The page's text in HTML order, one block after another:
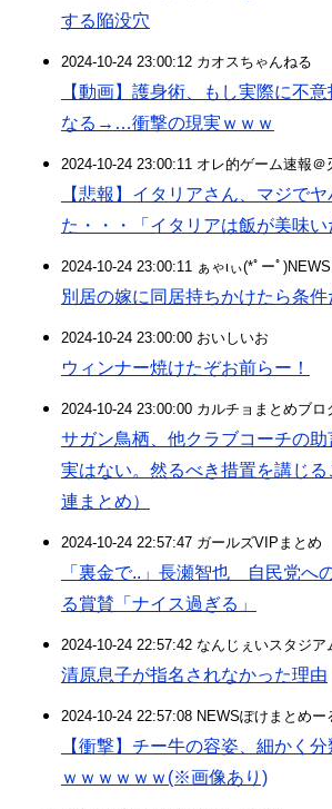
する陥没穴
2024-10-24 23:00:12 カオスちゃんねる
【動画】護身術、もし実際に不
なる→…衝撃の現実ｗｗｗ
2024-10-24 23:00:11 オレ的ゲーム速報＠
【悲報】イタリアさん、マジで
た・・・「イタリアは飯が美味い
2024-10-24 23:00:11 ぁゃιぃ(*ﾟーﾟ
別居の嫁に同居持ちかけたら条件
2024-10-24 23:00:00 おいしいお
ウィンナー焼けたぞお前らー！
2024-10-24 23:00:00 カルチョまとめブロ
サガン鳥栖、他クラブコーチの
実はない。然るべき措置を講じ
連まとめ）
2024-10-24 22:57:47 ガールズVIPまとめ
「裏金で..」長瀬智也 自民党へ
る賞賛「ナイス過ぎる」
2024-10-24 22:57:42 なんじぇいスタジア
清原息子が指名されなかった理由
2024-10-24 22:57:08 NEWSぽけまとめー
【衝撃】チー牛の容姿、細かく
ｗｗｗｗｗｗ(※画像あり)